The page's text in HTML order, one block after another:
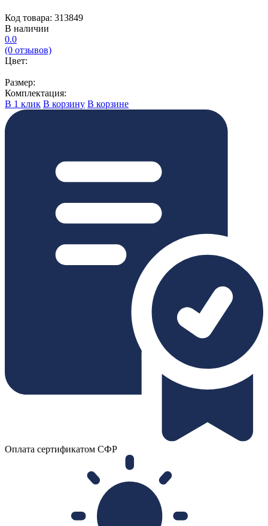
Код товара: 313849
В наличии
0.0
(0 отзывов)
Цвет:
Размер:
Комплектация:
В 1 клик В корзину В корзине
Оплата сертификатом СФР